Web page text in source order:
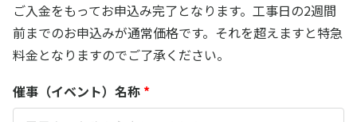
ご入金をもってお申込み完了となります。工事日の2週間
前までのお申込みが通常価格です。それを超えますと特急
料金となりますのでご了承ください。
催事（イベント）名称 *